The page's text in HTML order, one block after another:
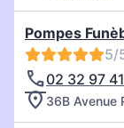
Pompes
5/
02 32 97
36B Avenue